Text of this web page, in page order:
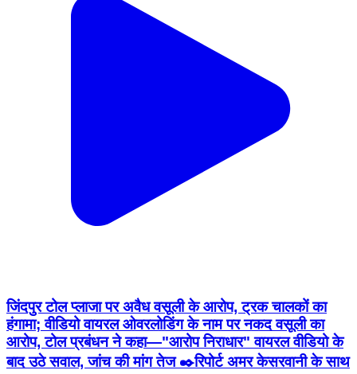
जिंदपुर टोल प्लाजा पर अवैध वसूली के आरोप, ट्रक चालकों का
हंगामा; वीडियो वायरल ओवरलोडिंग के नाम पर नकद वसूली का
आरोप, टोल प्रबंधन ने कहा—"आरोप निराधार" वायरल वीडियो के
बाद उठे सवाल, जांच की मांग तेज ✒️रिपोर्ट अमर केसरवानी के साथ